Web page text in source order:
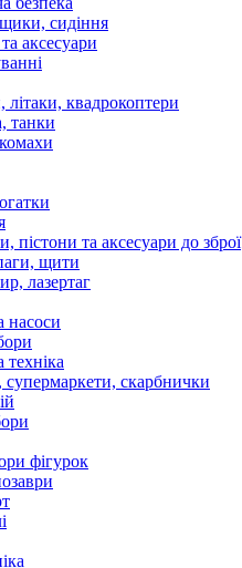
сидіння
аксесуари
літаки, квадрокоптери
танки
пістони та аксесуари до зброї
щити
лазертаг
насоси
техніка
супермаркети, скарбнички
фігурок